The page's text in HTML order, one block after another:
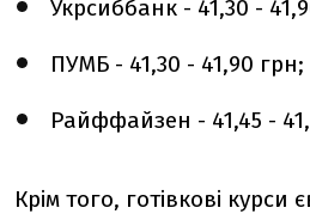
Укрсиббанк - 41,30 -
ПУМБ - 41,30 - 41,90 грн;
Райффайзен - 41,45 -
Крім того, готівкові